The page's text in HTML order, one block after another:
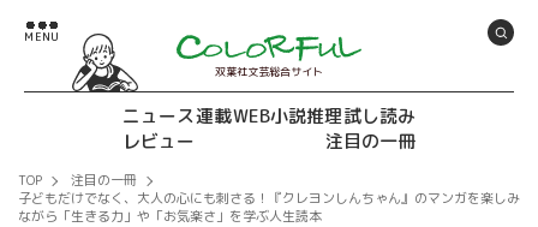
双葉社文芸総合サイト
ニュース連載WEB小説推理試し読み
レビュー
注目の一冊
TOP
注目の一冊
子どもだけでなく、大人の心にも刺さる！『クレヨンしんちゃん』のマンガを楽しみ
ながら「生きる力」や「お気楽さ」を学ぶ人生読本